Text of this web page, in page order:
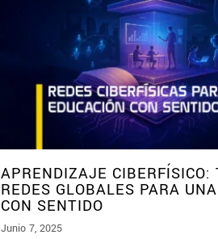
APRENDIZAJE CIBERFÍSICO:
REDES GLOBALES PARA
CON SENTIDO
Junio 7, 2025